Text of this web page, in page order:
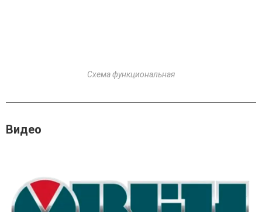
Схема функциональная
Видео